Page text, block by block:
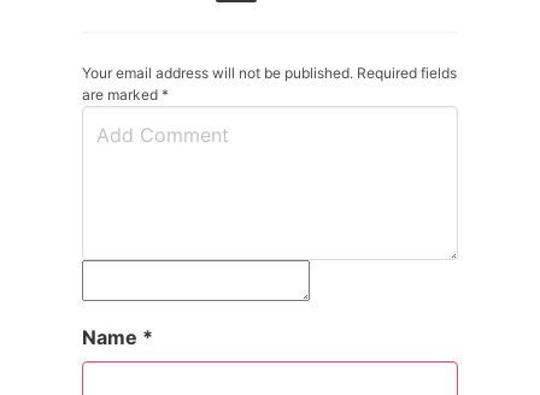
Your email address will not be published. Required fields
are marked *
Name *